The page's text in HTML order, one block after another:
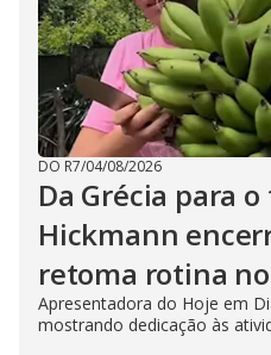
DO R7/04/08/2026
Da Grécia para
Hickmann
retoma rotina
Apresentadora do Hoje em
mostrando dedicação às